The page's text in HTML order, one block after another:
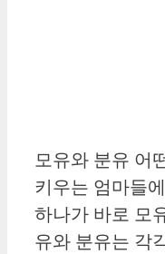
모유와 분유 어
키우는 엄마들
하나가 바로 모
유와 분유는 각